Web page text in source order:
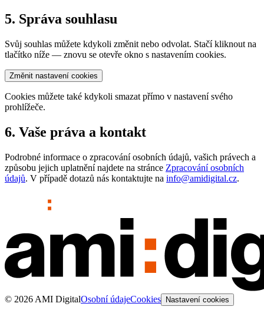
5. Správa souhlasu
Svůj souhlas můžete kdykoli změnit nebo odvolat. Stačí kliknout na
tlačítko níže — znovu se otevře okno s nastavením cookies.
Změnit nastavení cookies
Cookies můžete také kdykoli smazat přímo v nastavení svého
prohlížeče.
6. Vaše práva a kontakt
Podrobné informace o zpracování osobních údajů, vašich právech a
způsobu jejich uplatnění najdete na stránce Zpracování osobních
údajů. V případě dotazů nás kontaktujte na info@amidigital.cz.
© 2026 AMI DigitalOsobní údajeCookies Nastavení cookies